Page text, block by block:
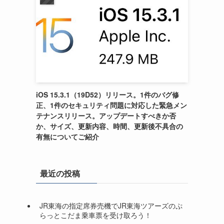
iOS 15.3.1（19D52）リリース。1件のバグ修
正、1件のセキュリティ問題に対応した緊急メン
テナンスリリース。アップデートすべきか否
か、サイズ、更新内容、時間、更新後不具合の
有無についてご紹介
最近の投稿
JR東海の指定席券売機でJR東海ツアーズのぷ
らっとこだま乗車票を受け取ろう！